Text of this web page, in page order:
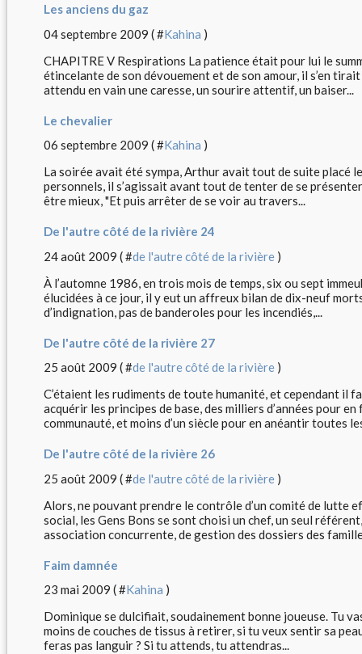
Les anciens du gaz
04 septembre 2009 ( #Kahina )
CHAPITRE V Respirations La patience était pour lui le
étincelante de son dévouement et de son amour, il s’en
attendu en vain une caresse, un sourire attentif, un baiser...
Le chevalier
06 septembre 2009 ( #Kahina )
La soirée avait été sympa, Arthur avait tout de suite placé
personnels, il s’agissait avant tout de tenter de se
être mieux, "Et puis arrêter de se voir au travers...
De l'autre côté de la rivière 24
24 août 2009 ( #de l'autre côté de la rivière )
À l’automne 1986, en trois mois de temps, six ou sept
élucidées à ce jour, il y eut un affreux bilan de dix-neuf
d’indignation, pas de banderoles pour les incendiés,...
De l'autre côté de la rivière 27
25 août 2009 ( #de l'autre côté de la rivière )
C’étaient les rudiments de toute humanité, et cependant il
acquérir les principes de base, des milliers d’années pour
communauté, et moins d’un siècle pour en anéantir toutes
De l'autre côté de la rivière 26
25 août 2009 ( #de l'autre côté de la rivière )
Alors, ne pouvant prendre le contrôle d’un comité de lutte
social, les Gens Bons se sont choisi un chef, un seul
association concurrente, de gestion des dossiers des
Faim damnée
23 mai 2009 ( #Kahina )
Dominique se dulcifiait, soudainement bonne joueuse. Tu
moins de couches de tissus à retirer, si tu veux sentir sa
feras pas languir ? Si tu attends, tu attendras...